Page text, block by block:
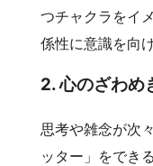
つチャクラをイ
係性に意識を向
2. 心のざわめ
思考や雑念が次
ッター」をでき